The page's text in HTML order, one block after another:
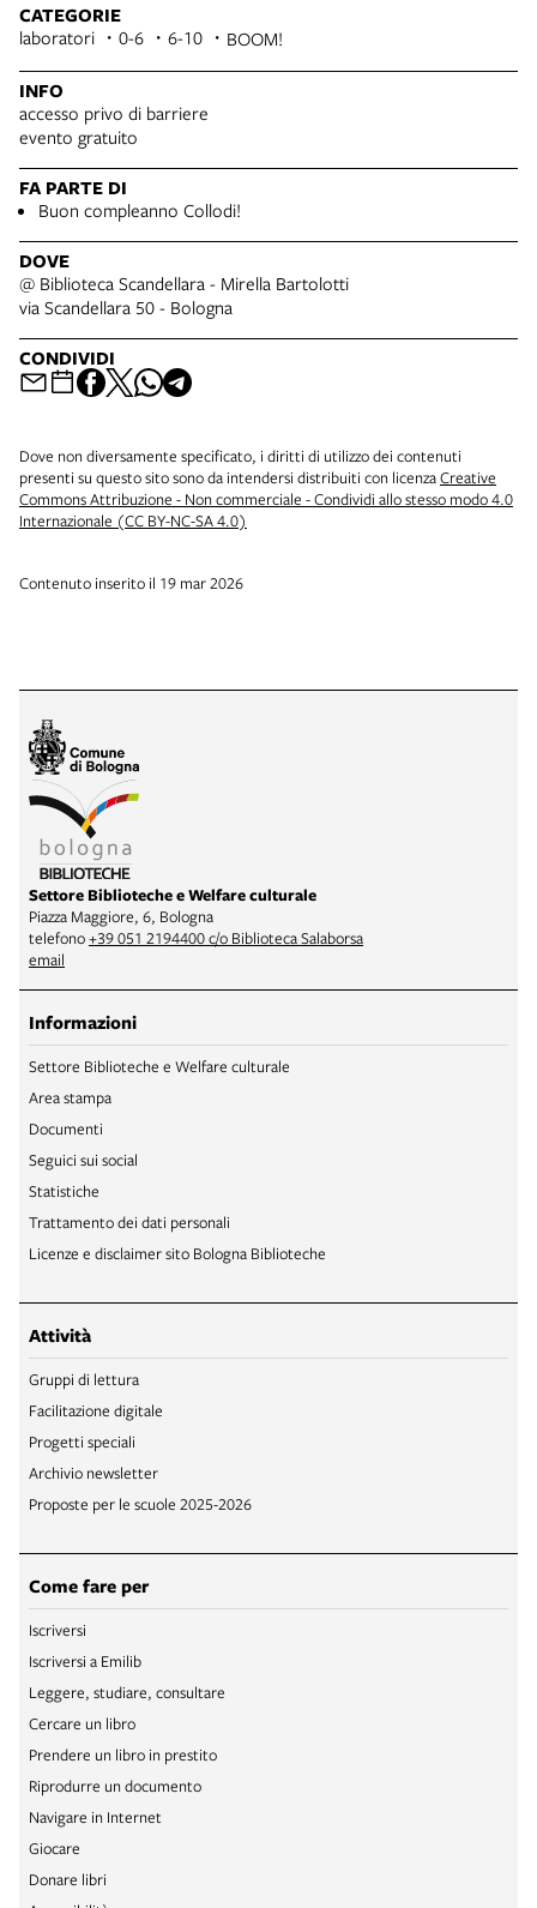
CATEGORIE
laboratori 0-6 6-10 BOOM!
INFO
accesso privo di barriere
evento gratuito
FA PARTE DI
Buon compleanno Collodi!
DOVE
@ Biblioteca Scandellara - Mirella Bartolotti
via Scandellara 50 - Bologna
CONDIVIDI
Dove non diversamente specificato, i diritti di utilizzo dei contenuti
presenti su questo sito sono da intendersi distribuiti con licenzaCreative
Commons Attribuzione - Non commerciale - Condividi allo stesso modo 4.0
Internazionale (CC BY-NC-SA 4.0)
Contenuto inserito il 19 mar 2026
Settore Biblioteche e Welfare culturale
Piazza Maggiore, 6, Bologna
telefono+39 051 2194400 c/o Biblioteca Salaborsa
email
Informazioni
Settore Biblioteche e Welfare culturale
Area stampa
Documenti
Seguici sui social
Statistiche
Trattamento dei dati personali
Licenze e disclaimer sito Bologna Biblioteche
Attività
Gruppi di lettura
Facilitazione digitale
Progetti speciali
Archivio newsletter
Proposte per le scuole 2025-2026
Come fare per
Iscriversi
Iscriversi a Emilib
Leggere, studiare, consultare
Cercare un libro
Prendere un libro in prestito
Riprodurre un documento
Navigare in Internet
Giocare
Donare libri